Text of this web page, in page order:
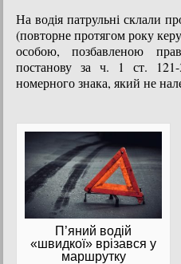
На водія патрульні склали
(повторне протягом року
особою, позбавленою
постанову за ч. 1 ст.
номерного знака, який не
П’яний водій
«швидкої» врізався у
маршрутку